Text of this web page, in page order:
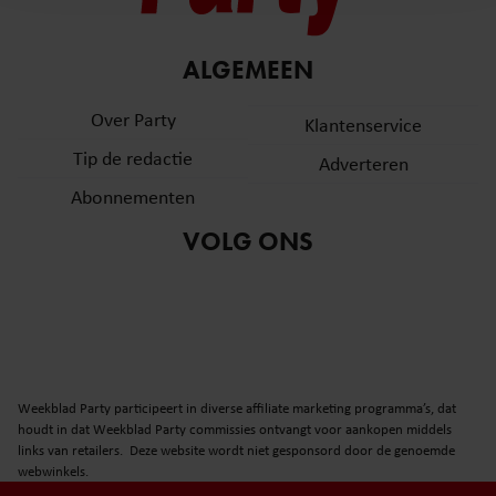
en om ons websiteverkeer te analyseren. Ook delen we
informatie over uw gebruik van onze site met onze
partners voor social media, adverteren en analyse. Deze
informatie die u aan ze heeft verstrekt of die ze hebben
gaat akkoord met onze cookies als u onze website blijft
gebruiken.
ALGEMEEN
Over Party
Tip de redactie
Abonnementen
Klantenservice
Adverteren
VOLG ONS
Weekblad Party participeert in diverse affiliate marketing programma’s, dat
houdt in dat Weekblad Party commissies ontvangt voor aankopen middels
links van retailers. Deze website wordt niet gesponsord door de genoemde
webwinkels.